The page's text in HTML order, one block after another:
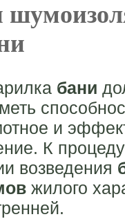
бани
и
К
возведения
жилого